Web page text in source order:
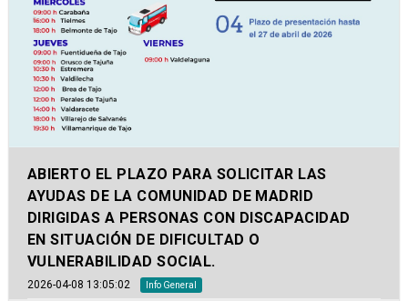
ABIERTO EL PLAZO PARA SOLICITAR LAS
AYUDAS DE LA COMUNIDAD DE MADRID
DIRIGIDAS A PERSONAS CON DISCAPACIDAD
EN SITUACIÓN DE DIFICULTAD O
VULNERABILIDAD SOCIAL.
2026-04-08 13:05:02 Info General